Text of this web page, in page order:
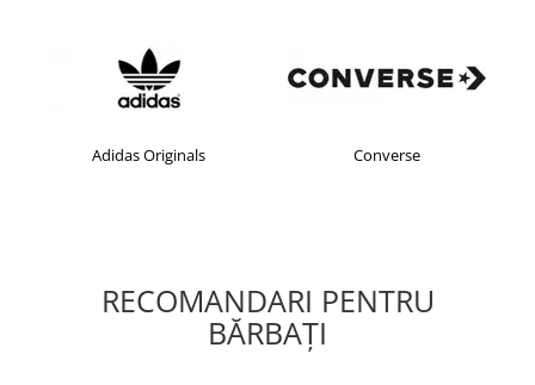
Adidas Originals Converse
RECOMANDARI PENTRU
BĂRBAŢI